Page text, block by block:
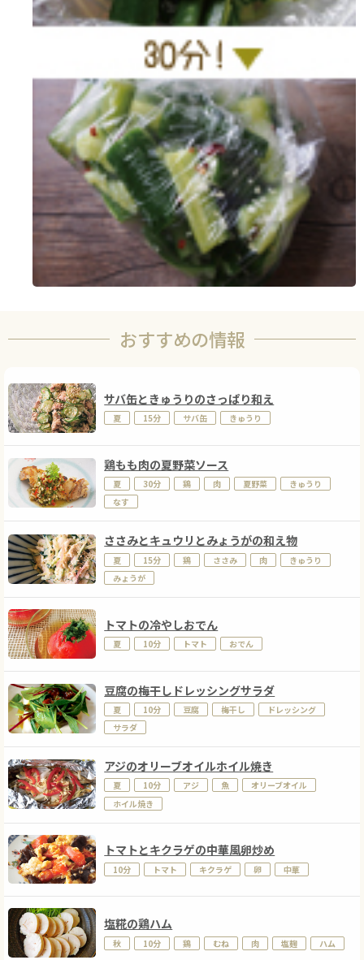
おすすめの情報
サバ缶ときゅうりのさっぱり和え
夏 15分 サバ缶 きゅうり
鶏もも肉の夏野菜ソース
夏 30分 鶏 肉 夏野菜
きゅうり
なす
ささみとキュウリとみょうがの和え物
夏 15分 鶏 ささみ 肉
きゅうり
みょうが
トマトの冷やしおでん
夏 10分 トマト おでん
豆腐の梅干しドレッシングサラダ
夏 10分 豆腐 梅干し
ドレッシング
サラダ
アジのオリーブオイルホイル焼き
夏 10分 アジ 魚
オリーブオイル
ホイル焼き
トマトとキクラゲの中華風卵炒め
10分 トマト キクラゲ 卵 中華
塩糀の鶏ハム
秋 10分 鶏 むね 肉 塩麹 ハム